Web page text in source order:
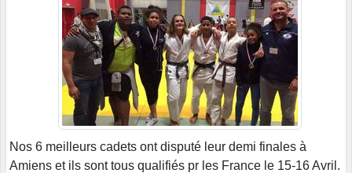
Nos 6 meilleurs cadets ont disputé leur demi finales à
Amiens et ils sont tous qualifiés pr les France le 15-16 Avril.